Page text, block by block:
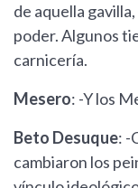
de aquella
poder. Algunos
carnicería.
Mesero: -Y los
Beto Desuque: -
cambiaron los